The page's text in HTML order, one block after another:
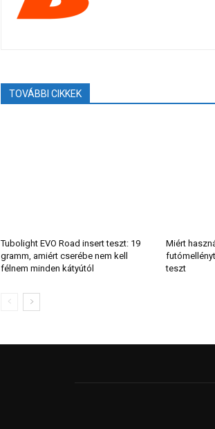
TOVÁBBI CIKKEK
Tubolight EVO Road insert teszt: 19
gramm, amiért cserébe nem kell
félnem minden kátyútól
Miért
teszt